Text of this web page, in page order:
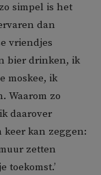
simpel is het
dan
vriendjes
bier drinken, ik
moskee, ik
Waarom zo
daarover
kan zeggen:
zetten
toekomst.’